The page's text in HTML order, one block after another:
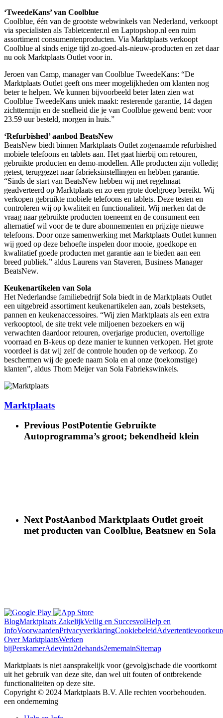
‘TweedeKans’ van Coolblue
Coolblue, één van de grootste webwinkels van Nederland, verkoopt
via specialisten als Tabletcenter.nl en Laptopshop.nl een ruim
assortiment consumentenproducten. Via Marktplaats verkoopt
Coolblue al sinds enige tijd zo-goed-als-nieuw-producten en zet daar
nu ook Marktplaats Outlet voor in.
Jeroen van Camp, manager van Coolblue TweedeKans: “De
Marktplaats Outlet geeft ons meer mogelijkheden om klanten nog
beter te helpen. We kunnen bijvoorbeeld beter laten zien wat
Coolblue TweedeKans uniek maakt: resterende garantie, 14 dagen
zichttermijn en de snelheid die je van Coolblue gewend bent: voor
23.59 uur besteld, morgen in huis.”
‘Refurbished’ aanbod BeatsNew
BeatsNew biedt binnen Marktplaats Outlet zogenaamde refurbished
mobiele telefoons en tablets aan. Het gaat hierbij om retouren,
gebruikte producten en demo-modellen. Alle producten zijn volledig
getest, teruggezet naar fabrieksinstellingen en hebben garantie.
“Sinds de start van BeatsNew hebben wij met regelmaat
geadverteerd op Marktplaats en zo een grote doelgroep bereikt. Wij
verkopen gebruikte mobiele telefoons en tablets. Deze testen en
controleren wij op kwaliteit en functionaliteit. Wij merken dat de
vraag naar gebruikte producten toeneemt en de consument een
alternatief wil voor de te dure abonnementen en prijzige nieuwe
telefoons. Door onze samenwerking met Marktplaats Outlet kunnen
wij goed op deze behoefte inspelen door mooie, goedkope en
kwalitatief goede producten met garantie aan te bieden aan een
breed publiek.” aldus Laurens van Staveren, Business Manager
BeatsNew.
Keukenartikelen van Sola
Het Nederlandse familiebedrijf Sola biedt in de Marktplaats Outlet
een uitgebreid assortiment keukenartikelen aan, zoals besteksets,
pannen en keukenaccessoires. “Wij zien Marktplaats als een extra
verkooptool, de site trekt vele miljoenen bezoekers en wij
verwachten daardoor retouren, overjarige producten, overtollige
voorraad en B-keus op deze manier te kunnen verkopen. Het grote
voordeel is dat wij zelf de controle houden op de verkoop. Zo
beschermen wij de goede naam Sola en al onze (toekomstige)
klanten”, aldus Thom Meijer van Sola Fabriekswinkels.
Marktplaats
Previous PostPotentie Gebruikte
Autoprogramma’s groot; bekendheid klein
Next PostAanbod Marktplaats Outlet groeit
met producten van Coolblue, Beatsnew en Sola
BlogMarktplaats ZakelijkVeilig en SuccesvolHelp en
InfoVoorwaardenPrivacyverklaringCookiebeleid
Over MarktplaatsWerken
bijPerskamerAdevinta2dehands2ememainSitemap
Marktplaats is niet aansprakelijk voor (gevolg)schade die voortkomt
uit het gebruik van deze site, dan wel uit fouten of ontbrekende
functionaliteiten op deze site.
Copyright © 2024 Marktplaats B.V. Alle rechten voorbehouden.
een onderneming